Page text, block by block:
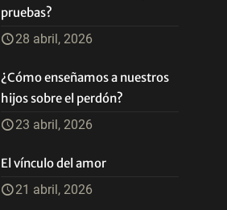
pruebas?
28 abril, 2026
¿Cómo enseñamos a nuestros
hijos sobre el perdón?
23 abril, 2026
El vínculo del amor
21 abril, 2026